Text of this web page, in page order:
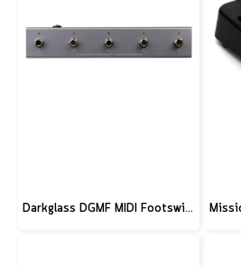
Darkglass DGMF MIDI Footswitch